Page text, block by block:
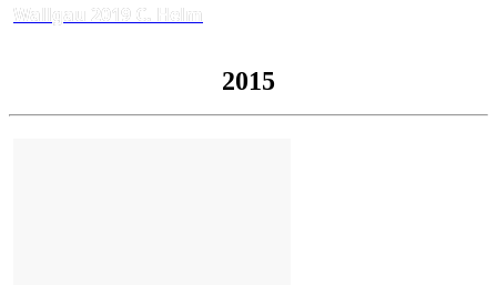
Wallgau 2019 C. Helm
2015